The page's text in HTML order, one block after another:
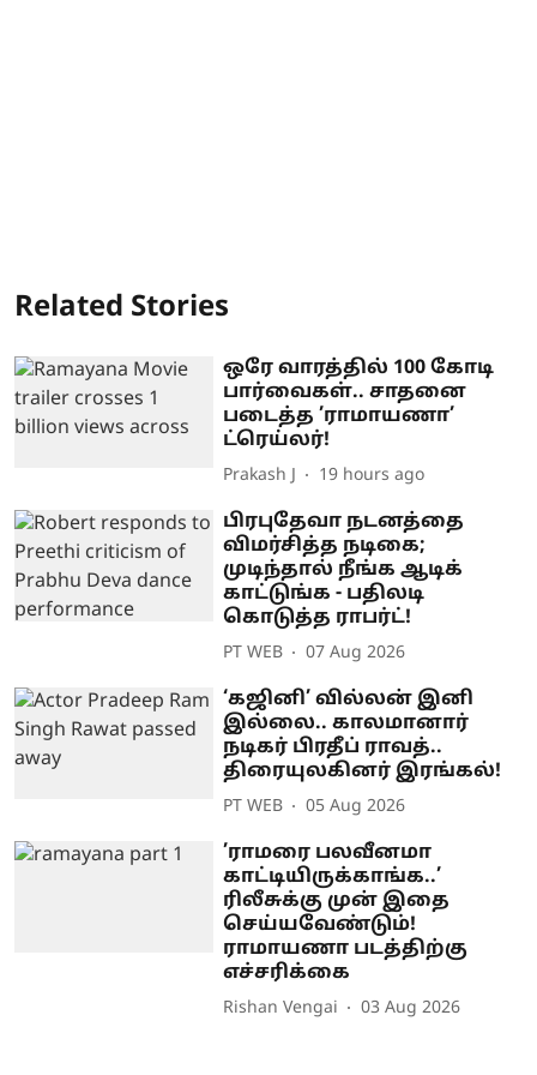
Related Stories
ஒரே வாரத்தில் 100 கோடி
பார்வைகள்.. சாதனை
படைத்த ’ராமாயணா’
ட்ரெய்லர்!
Prakash J 19 hours ago
பிரபுதேவா நடனத்தை
விமர்சித்த நடிகை;
முடிந்தால் நீங்க ஆடிக்
காட்டுங்க - பதிலடி
கொடுத்த ராபர்ட்!
PT WEB 07 Aug 2026
‘கஜினி’ வில்லன் இனி
இல்லை.. காலமானார்
நடிகர் பிரதீப் ராவத்..
திரையுலகினர் இரங்கல்!
PT WEB 05 Aug 2026
’ராமரை பலவீனமா
காட்டியிருக்காங்க..’
ரிலீசுக்கு முன் இதை
செய்யவேண்டும்!
ராமாயணா படத்திற்கு
எச்சரிக்கை
Rishan Vengai 03 Aug 2026